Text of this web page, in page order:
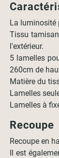
La luminosité
Tissu
l'extérieur.
5 lamelles
260cm de
Matière du
Lamelles
Lamelles à
Recoupe
Recoupe en
Il est